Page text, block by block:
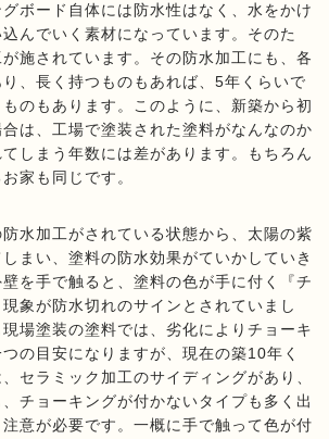
ボード自体には防水性はなく、水をかけ
んでいく素材になっています。そのた
施されています。その防水加工にも、各
、長く持つものもあれば、5年くらいで
のもあります。このように、新築から初
は、工場で塗装された塗料がなんなのか
しまう年数には差があります。もちろん
家も同じです。
水加工がされている状態から、太陽の紫
まい、塗料の防水効果がていかしていき
を手で触ると、塗料の色が手に付く『チ
象が防水切れのサインとされていまし
場塗装の塗料では、劣化によりチョーキ
の目安になりますが、現在の築10年く
セラミック加工のサイディングがあり、
チョーキングが付かないタイプも多く出
意が必要です。一概に手で触って色が付